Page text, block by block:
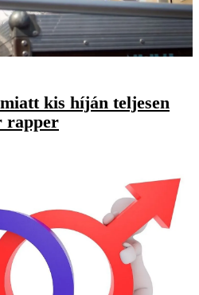
kis híján teljesen
rapper